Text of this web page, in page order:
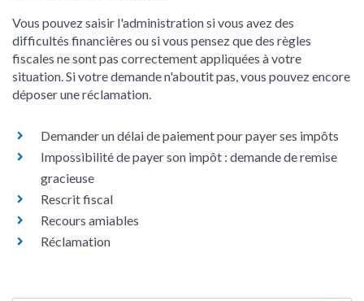
Vous pouvez saisir l'administration si vous avez des
difficultés financières ou si vous pensez que des règles
fiscales ne sont pas correctement appliquées à votre
situation. Si votre demande n'aboutit pas, vous pouvez encore
déposer une réclamation.
Demander un délai de paiement pour payer ses impôts
Impossibilité de payer son impôt : demande de remise
gracieuse
Rescrit fiscal
Recours amiables
Réclamation